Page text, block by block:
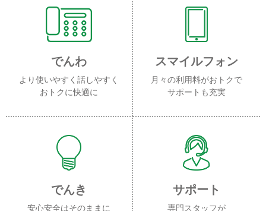
でんわ
より使いやすく話しやすく
おトクに快適に
スマイルフォン
月々の利用料がおトクで
サポートも充実
でんき
安心安全はそのままに
サポート
専門スタッフが